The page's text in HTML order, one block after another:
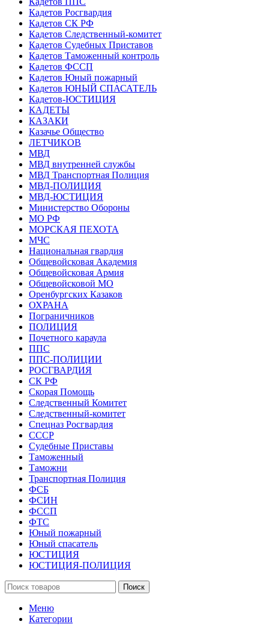
Кадетов Росгвардия
Кадетов СК РФ
Кадетов Следственный-комитет
Кадетов Судебных Приставов
Кадетов Таможенный контроль
Кадетов ФССП
Кадетов Юный пожарный
Кадетов ЮНЫЙ СПАСАТЕЛЬ
Кадетов-ЮСТИЦИЯ
КАДЕТЫ
КАЗАКИ
Казачье Общество
ЛЕТЧИКОВ
МВД
МВД внутренней службы
МВД Транспортная Полиция
МВД-ПОЛИЦИЯ
МВД-ЮСТИЦИЯ
Министерство Обороны
МО РФ
МОРСКАЯ ПЕХОТА
МЧС
Национальная гвардия
Общевойсковая Академия
Общевойсковая Армия
Общевойсковой МО
Оренбургских Казаков
ОХРАНА
Пограничников
ПОЛИЦИЯ
Почетного караула
ППС
ППС-ПОЛИЦИИ
РОСГВАРДИЯ
СК РФ
Скорая Помощь
Следственный Комитет
Следственный-комитет
Спецназ Росгвардия
СССР
Судебные Приставы
Таможенный
Таможни
Транспортная Полиция
ФСБ
ФСИН
ФССП
ФТС
Юный пожарный
Юный спасатель
ЮСТИЦИЯ
ЮСТИЦИЯ-ПОЛИЦИЯ
Поиск
Меню
Категории